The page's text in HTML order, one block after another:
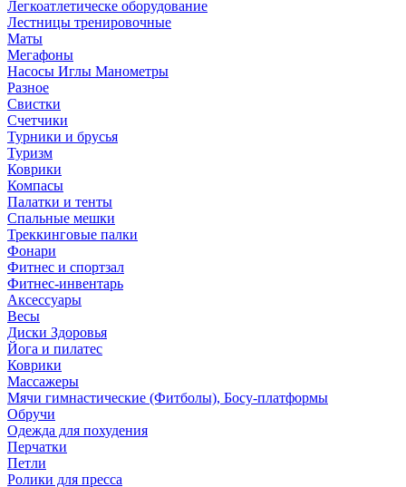
Легкоатлетическе оборудование
Лестницы тренировочные
Маты
Мегафоны
Насосы Иглы Манометры
Разное
Свистки
Счетчики
Турники и брусья
Туризм
Коврики
Компасы
Палатки и тенты
Спальные мешки
Треккинговые палки
Фонари
Фитнес и спортзал
Фитнес-инвентарь
Аксессуары
Весы
Диски Здоровья
Йога и пилатес
Коврики
Массажеры
Мячи гимнастические (Фитболы), Босу-платформы
Обручи
Одежда для похудения
Перчатки
Петли
Ролики для пресса